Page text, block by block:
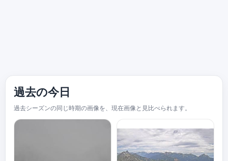
過去の今日
過去シーズンの同じ時期の画像を、現在画像と見比べられます。